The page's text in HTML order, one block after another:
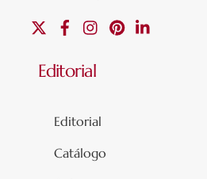
FacebookInstagramPinterest
Editorial
Editorial
Catálogo